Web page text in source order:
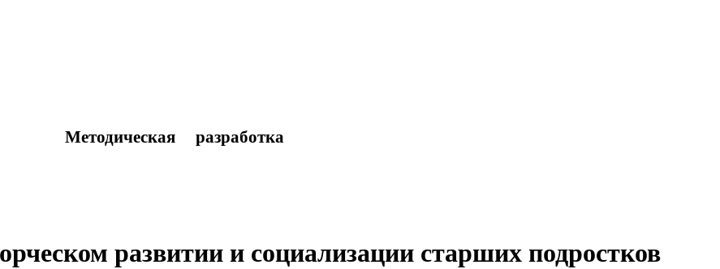
Методическая разработка
развитии и социализации старших подростков